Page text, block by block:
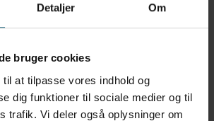
Detaljer Om
bruger cookies
at tilpasse vores indhold og
dig funktioner til sociale medier og til
trafik. Vi deler også oplysninger om
Hougaard
Dyrlæge
larsh@sunde-dyr.dk
Læs mere